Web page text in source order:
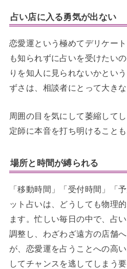
占い店に入る勇気が出ない
恋愛運という極めてデリケー
も知られずに占いを受けたい
りを知人に見られないかとい
ずさは、相談者にとって大きな
周囲の目を気にして萎縮して
定師に本音を打ち明けることも
場所と時間が縛られる
「移動時間」「受付時間」「
ット占いは、どうしても物理
ます。忙しい毎日の中で、占
調整し、わざわざ遠方の店舗
が、恋愛運を占うことへの高
してチャンスを逃してしまう